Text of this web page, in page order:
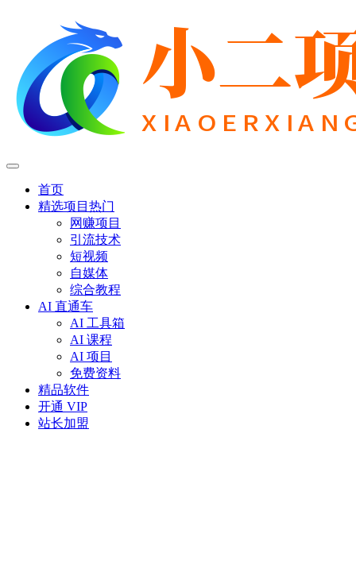
首页
精选项目 热门
网赚项目
引流技术
短视频
自媒体
综合教程
AI 直通车
AI 工具箱
AI 课程
AI 项目
免费资料
精品软件
开通 VIP
站长加盟